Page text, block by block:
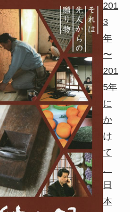
201
3
年
〜
201
5年
に
か
け
て
、
日
本